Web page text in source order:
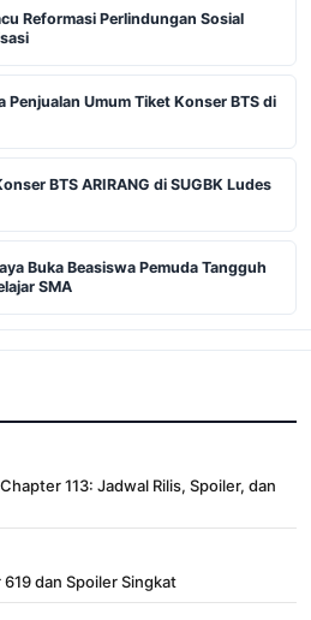
Reformasi Perlindungan Sosial
Penjualan Umum Tiket Konser BTS di
BTS ARIRANG di SUGBK Ludes
Buka Beasiswa Pemuda Tangguh
SMA
113: Jadwal Rilis, Spoiler, dan
dan Spoiler Singkat